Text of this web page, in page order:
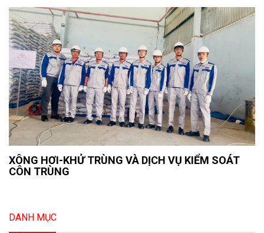
XÔNG HƠI-KHỬ TRÙNG VÀ DỊCH VỤ KIỂM SOÁT
CÔN TRÙNG
DANH MỤC